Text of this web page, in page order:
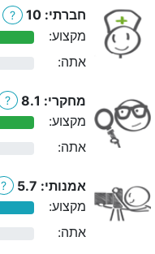
חברתי: 10 ?
מקצוע:
אתה:
מחקרי: 8.1 ?
מקצוע:
אתה:
אמנותי: 5.7 ?
מקצוע:
אתה: